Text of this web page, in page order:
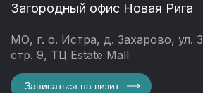
Загородный офис Новая Рига
МО, г. о. Истра, д. Захарово, ул.
стр. 9, ТЦ Estate Mall
Записаться на визит